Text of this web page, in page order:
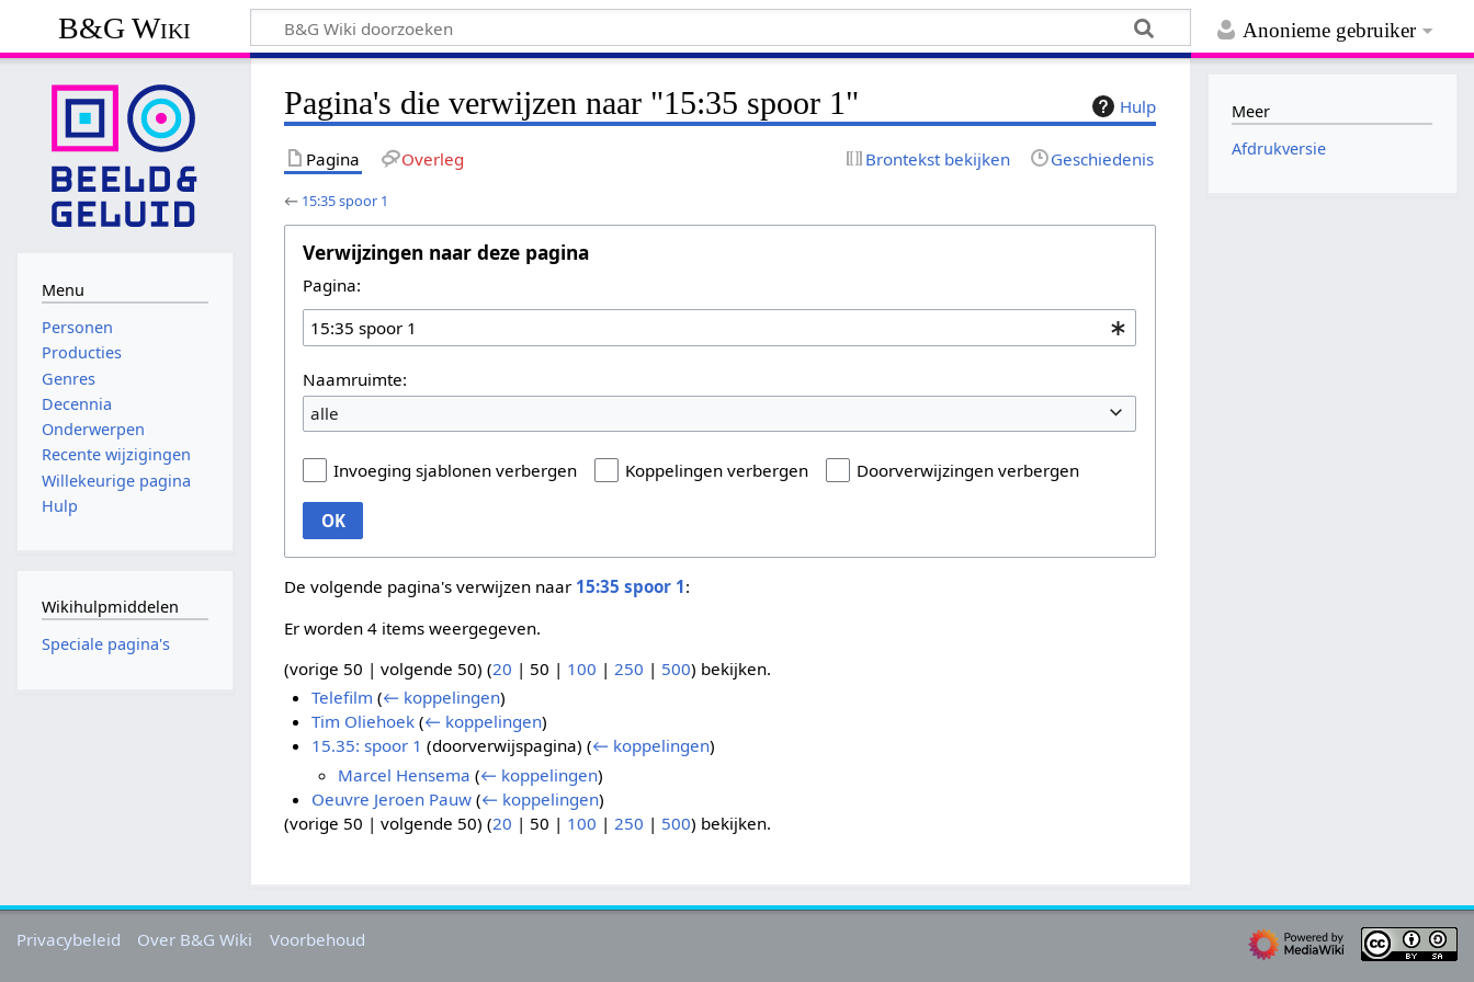
Anonieme gebruiker
B&G Wiki
Hulp
Pagina's die verwijzen naar "15:35 spoor 1"
Pagina Overleg Brontekst bekijken Geschiedenis
← 15:35 spoor 1
Verwijzingen naar deze pagina
Pagina:
Naamruimte:
alle
Invoeging sjablonen verbergen Koppelingen verbergen Doorverwijzingen verbergen
OK
De volgende pagina's verwijzen naar 15:35 spoor 1:
Er worden 4 items weergegeven.
(vorige 50 |volgende 50) (20 | 50 | 100 | 250 | 500) bekijken.
Telefilm (← koppelingen)
Tim Oliehoek (← koppelingen)
15.35: spoor 1 (doorverwijspagina) (← koppelingen)
Marcel Hensema (← koppelingen)
Oeuvre Jeroen Pauw (← koppelingen)
(vorige 50 |volgende 50) (20 | 50 | 100 | 250 | 500) bekijken.
Menu
Personen
Producties
Genres
Decennia
Onderwerpen
Recente wijzigingen
Willekeurige pagina
Hulp
Wikihulpmiddelen
Speciale pagina's
Meer
Afdrukversie
Privacybeleid Over B&G Wiki Voorbehoud